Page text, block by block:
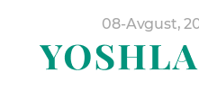
08-Avgust,